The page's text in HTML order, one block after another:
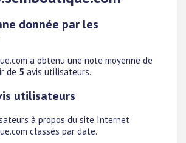
donnée par les
a obtenu une note moyenne de
de 5 avis utilisateurs.
utilisateurs
à propos du site Internet
classés par date.